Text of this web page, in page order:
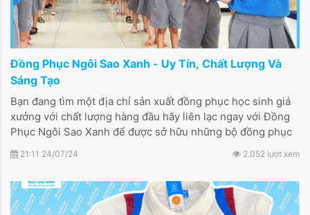
Đồng Phục Ngôi Sao Xanh - Uy Tín, Chất Lượng Và
Sáng Tạo
Bạn đang tìm một địa chỉ sản xuất đồng phục học sinh giá
xưởng với chất lượng hàng đầu hãy liên lạc ngay với Đồng
Phục Ngôi Sao Xanh để được sở hữu những bộ đồng phục
ưng ý nhất.
21:11 24/07/24 2.052 lượt xem